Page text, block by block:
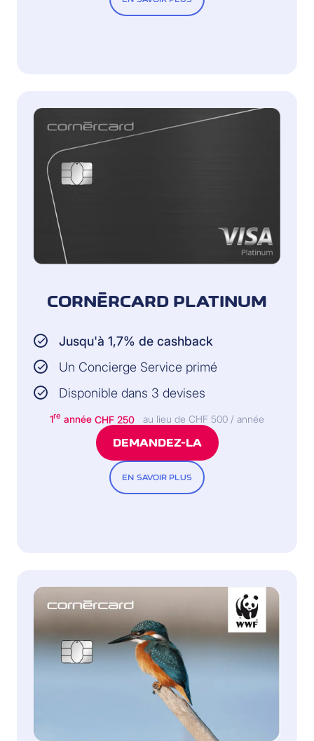
CORNÈRCARD PLATINUM
Jusqu'à 1,7% de cashback
Un Concierge Service primé
Disponible dans 3 devises
1re année CHF 250 au lieu de CHF 500 / année
DEMANDEZ-LA
EN SAVOIR PLUS